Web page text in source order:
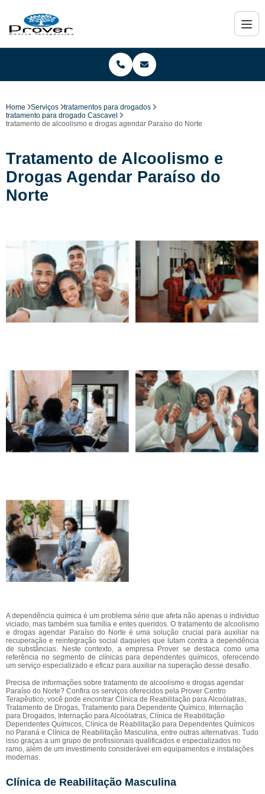
Home Serviços
tratamentos para drogados
tratamento para drogado Cascavel
tratamento de alcoolismo e drogas agendar Paraíso do Norte
Tratamento de Alcoolismo e
Drogas Agendar Paraíso do
Norte
A dependência química é um problema sério que afeta não apenas o indivíduo
viciado, mas também sua família e entes queridos. O tratamento de alcoolismo
e drogas agendar Paraíso do Norte é uma solução crucial para auxiliar na
recuperação e reintegração social daqueles que lutam contra a dependência
de substâncias. Neste contexto, a empresa Prover se destaca como uma
referência no segmento de clínicas para dependentes químicos, oferecendo
um serviço especializado e eficaz para auxiliar na superação desse desafio.
Precisa de informações sobre tratamento de alcoolismo e drogas agendar
Paraíso do Norte? Confira os serviços oferecidos pela Prover Centro
Terapêutico, você pode encontrar Clínica de Reabilitação para Alcoólatras,
Tratamento de Drogas, Tratamento para Dependente Químico, Internação
para Drogados, Internação para Alcoólatras, Clínica de Reabilitação
Dependentes Químicos, Clínica de Reabilitação para Dependentes Químicos
no Paraná e Clínica de Reabilitação Masculina, entre outras alternativas. Tudo
isso graças a um grupo de profissionais qualificados e especializados no
ramo, além de um investimento considerável em equipamentos e instalações
modernas.
Clínica de Reabilitação Masculina